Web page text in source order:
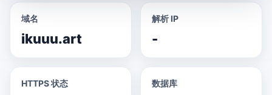
域名
ikuuu.art
解析 IP
-
HTTPS 状态 数据库